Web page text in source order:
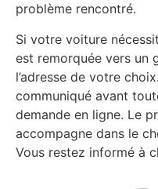
problème rencontré.
Si votre voiture
est remorquée vers un
l’adresse de votre
communiqué avant
demande en ligne. Le
accompagne dans le
Vous restez informé à